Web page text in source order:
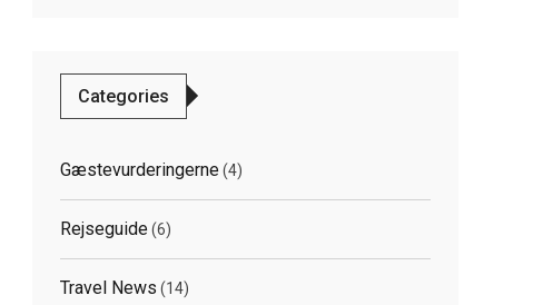
Categories
Gæstevurderingerne(4)
Rejseguide(6)
Travel News (14)